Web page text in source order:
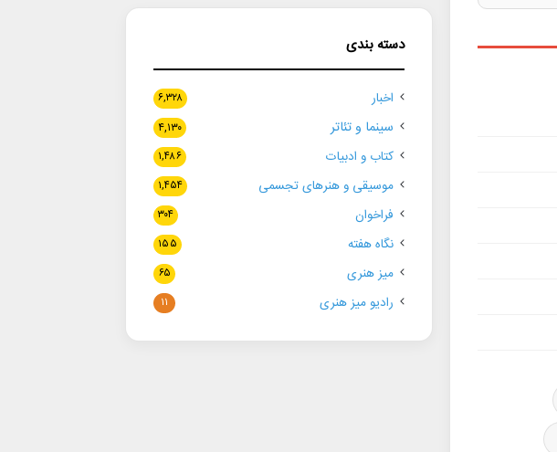
دسته بندی
اخبار ۶,۳۲۸
سینما و تئاتر ۴,۱۳۰
کتاب و ادبیات ۱,۴۸۶
موسیقی و هنرهای تجسمی ۱,۴۵۴
فراخوان ۳۰۴
نگاه هفته ۱۵۵
میز هنری ۶۵
رادیو میز هنری ۱۱